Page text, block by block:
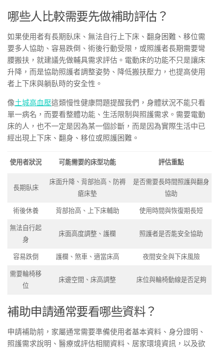
哪些人比較需要先做補助評估？
如果使用者有長期臥床、無法自行上下床、翻身困難、移位需
要多人協助、容易跌倒、術後行動受限，或照護者長期需要彎
腰搬扶，就建議先做輔具需求評估。電動床的功能不只是讓床
升降，而是協助照護者調整姿勢、降低搬扶壓力，也提高使用
者上下床與躺臥時的安全性。
像土城高血壓這類慢性健康問題提醒我們，身體狀況不能只看
單一病名，而要看整體功能、生活限制與照護需求。需要電動
床的人，也不一定是因為某一個診斷，而是因為實際生活中已
經出現上下床、翻身、移位或照護困難。
使用者狀況 可能需要的床型功能 評估重點
長期臥床
床面升降、背部抬高、防褥
瘡床墊
是否需要長時間照護與翻身
協助
術後休養 背部抬高、上下床輔助 使用時間與恢復期長短
無法自行起
身
床面高度調整、護欄 照護者是否能安全協助
容易跌倒 護欄、煞車、適當床高 夜間安全與下床風險
需要輪椅移
位
床邊空間、床高調整 床位與輪椅動線是否足夠
補助申請通常要看哪些資料？
申請補助前，家屬通常需要準備使用者基本資料、身分證明、
照護需求說明、醫療或評估相關資料、居家環境資訊，以及欲